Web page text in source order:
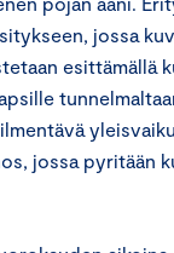
jossa
esittämällä
jossa pyritään